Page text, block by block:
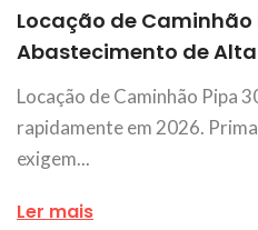
Locação de Caminhão
Abastecimento de
Locação de Caminhão Pipa
rapidamente em 2026.
exigem...
Ler mais